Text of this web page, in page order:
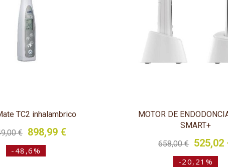
TC2 inhalambrico
€ 898,99 €
-48,6%
MOTOR DE
SMART+
658,00 € 525,02
-20,21%